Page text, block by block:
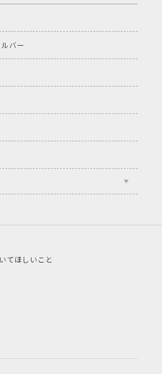
バー
てほしいこと